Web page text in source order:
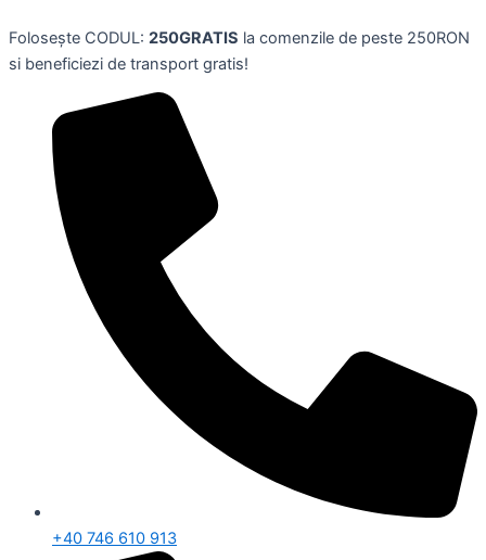
to
content
Folosește CODUL: 250GRATIS la comenzile de peste 250RON
si beneficiezi de transport gratis!
+40 746 610 913
3
tratament
stralucire/hidratare,PALMERS
quantity